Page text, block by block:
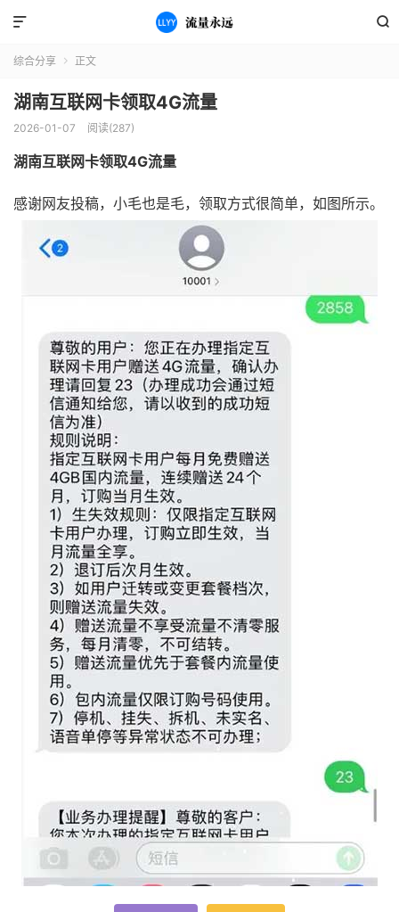


综合分享  正文
湖南互联网卡领取4G流量
2026-01-07 阅读(287)
湖南互联网卡领取4G流量
感谢网友投稿，小毛也是毛，领取方式很简单，如图所示。